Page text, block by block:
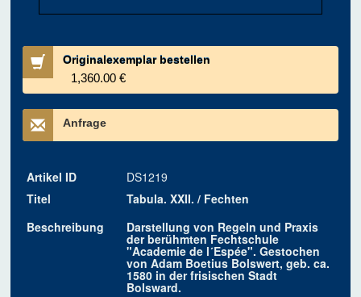
Originalexemplar bestellen
1,360.00 €
Anfrage
Artikel ID
DS1219
Titel
Tabula. XXII. / Fechten
Beschreibung
Darstellung von Regeln und Praxis
der berühmten Fechtschule
"Academie de l´Espée". Gestochen
von Adam Boetius Bolswert, geb. ca.
1580 in der frisischen Stadt
Bolsward.